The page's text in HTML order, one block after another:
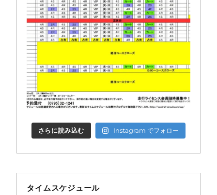
さらに読み込む Instagram でフォロー
タイムスケジュール